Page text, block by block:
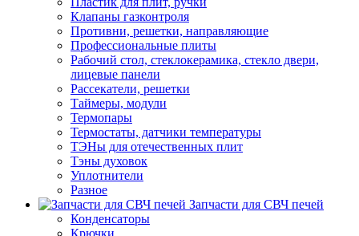
Клапаны газконтроля
Противни, решетки, направляющие
Профессиональные плиты
Рабочий стол, стеклокерамика, стекло двери,
лицевые панели
Рассекатели, решетки
Таймеры, модули
Термопары
Термостаты, датчики температуры
ТЭНы для отечественных плит
Тэны духовок
Уплотнители
Разное
Запчасти для СВЧ печей
Конденсаторы
Крючки